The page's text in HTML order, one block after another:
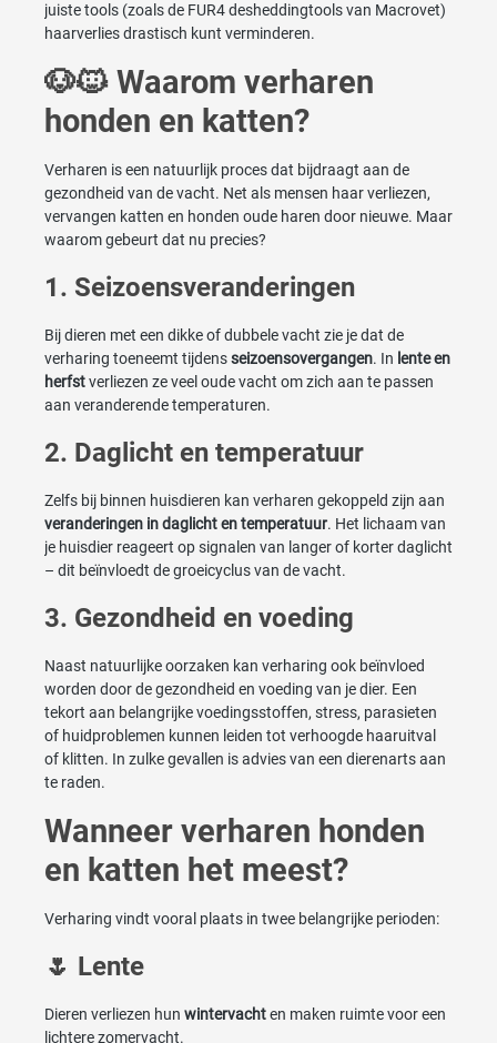
juiste tools (zoals de FUR4 desheddingtools van Macrovet)
haarverlies drastisch kunt verminderen.
🐶🐱 Waarom verharen
honden en katten?
Verharen is een natuurlijk proces dat bijdraagt aan de
gezondheid van de vacht. Net als mensen haar verliezen,
vervangen katten en honden oude haren door nieuwe. Maar
waarom gebeurt dat nu precies?
1. Seizoensveranderingen
Bij dieren met een dikke of dubbele vacht zie je dat de
verharing toeneemt tijdensseizoensovergangen. In lente en
herfstverliezen ze veel oude vacht om zich aan te passen
aan veranderende temperaturen.
2. Daglicht en temperatuur
Zelfs bij binnen huisdieren kan verharen gekoppeld zijn aan
veranderingen in daglicht en temperatuur. Het lichaam van
je huisdier reageert op signalen van langer of korter daglicht
– dit beïnvloedt de groeicyclus van de vacht.
3. Gezondheid en voeding
Naast natuurlijke oorzaken kan verharing ook beïnvloed
worden door de gezondheid en voeding van je dier. Een
tekort aan belangrijke voedingsstoffen, stress, parasieten
of huidproblemen kunnen leiden tot verhoogde haaruitval
of klitten. In zulke gevallen is advies van een dierenarts aan
te raden.
Wanneer verharen honden
en katten het meest?
Verharing vindt vooral plaats in twee belangrijke perioden:
🌷 Lente
Dieren verliezen hun wintervachten maken ruimte voor een
lichtere zomervacht.